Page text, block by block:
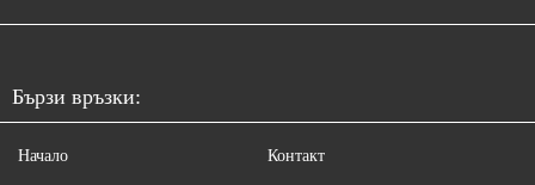
Бързи връзки:
Начало Контакт